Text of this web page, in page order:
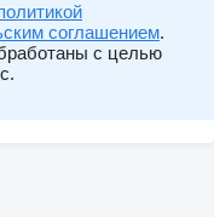
соглашением.
с целью